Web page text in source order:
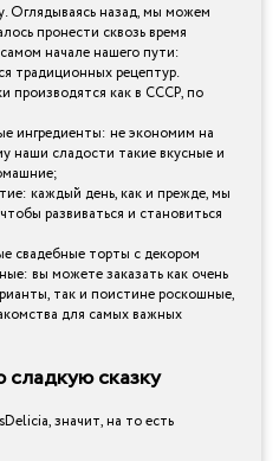
Оглядываясь назад, мы можем
пронести сквозь время
начале нашего пути:
традиционных рецептур.
производятся как в СССР, по
ингредиенты: не экономим на
наши сладости такие вкусные и
каждый день, как и прежде, мы
развиваться и становиться
свадебные торты с декором
вы можете заказать как очень
так и поистине роскошные,
для самых важных
сказку
значит, на то есть